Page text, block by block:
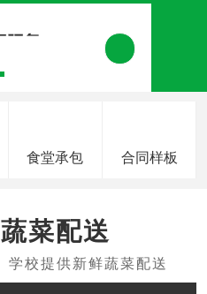
食堂承包 合同样板
蔬菜配送